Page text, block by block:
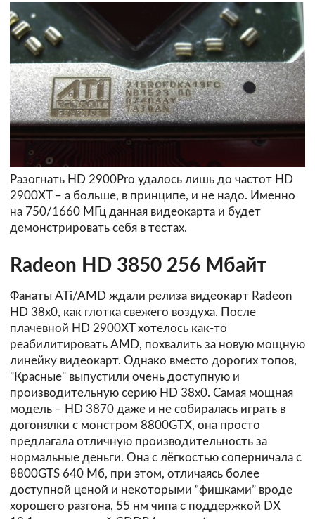
Разогнать HD 2900Pro удалось лишь до частот HD
2900XT – а больше, в принципе, и не надо. Именно
на 750/1660 МГц данная видеокарта и будет
демонстрировать себя в тестах.
Radeon HD 3850 256 Мбайт
Фанаты ATi/AMD ждали релиза видеокарт Radeon
HD 38х0, как глотка свежего воздуха. После
плачевной HD 2900XT хотелось как-то
реабилитировать AMD, похвалить за новую мощную
линейку видеокарт. Однако вместо дорогих топов,
"Красные" выпустили очень доступную и
производительную серию HD 38х0. Самая мощная
модель – HD 3870 даже и не собиралась играть в
догонялки с монстром 8800GTX, она просто
предлагала отличную производительность за
нормальные деньги. Она с лёгкостью соперничала с
8800GTS 640 Мб, при этом, отличаясь более
доступной ценой и некоторыми “фишками” вроде
хорошего разгона, 55 нм чипа с поддержкой DX